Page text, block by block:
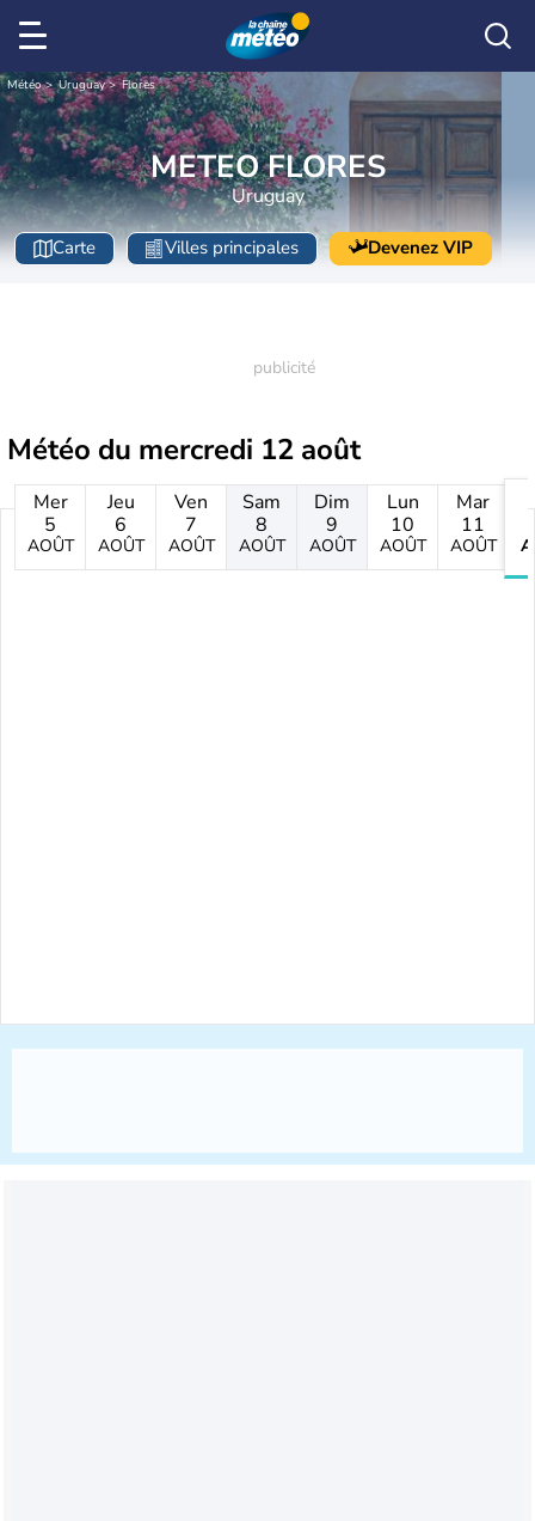
Météo Uruguay Flores
METEO FLORES
Uruguay
Carte Villes principales Devenez VIP
Météo du mercredi 12 août
Mer
5
AOÛT
Jeu
6
AOÛT
Ven
7
AOÛT
Sam
8
AOÛT
Dim
9
AOÛT
Lun
10
AOÛT
Mar
11
AOÛT